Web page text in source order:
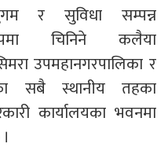
र सुविधा सम्पन्न
चिनिने कलैया
उपमहानगरपालिका र
सबै स्थानीय तहका
कार्यालयका भवनमा